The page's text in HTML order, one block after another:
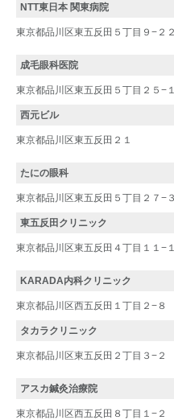
NTT東日本 関東病院
東京都品川区東五反田５丁目９−２２
成毛眼科医院
東京都品川区東五反田５丁目２５−
西元ビル
東京都品川区東五反田２１
たにの眼科
東京都品川区東五反田５丁目２７−３
東五反田クリニック
東京都品川区東五反田４丁目１１−
KARADA内科クリニック
東京都品川区西五反田１丁目２−８
タカラクリニック
東京都品川区東五反田２丁目３−２
アスカ鍼灸治療院
東京都品川区西五反田８丁目１−２